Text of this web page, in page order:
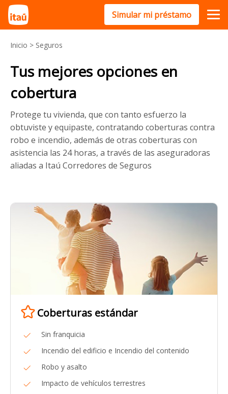
Simular mi préstamo
Inicio > Seguros
Tus mejores opciones en
cobertura
Protege tu vivienda, que con tanto esfuerzo la
obtuviste y equipaste, contratando coberturas contra
robo e incendio, además de otras coberturas con
asistencia las 24 horas, a través de las aseguradoras
aliadas a Itaú Corredores de Seguros
Coberturas estándar
Sin franquicia
Incendio del edificio e Incendio del contenido
Robo y asalto
Impacto de vehículos terrestres